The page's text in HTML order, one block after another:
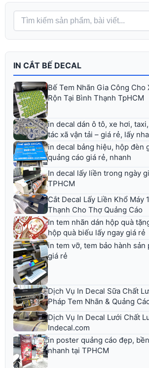
IN CẮT BẾ DECAL
Bế Tem Nhãn Gia Công Cho
Rộn Tại Bình Thạnh TpHCM
in decal dán ô tô, xe hơi,
tác xã vận tải – giá rẻ, lấy
in decal bảng hiệu, hộp đèn
quảng cáo giá rẻ, nhanh
In decal lấy liền trong ngày
TPHCM
Cắt Decal Lấy Liền Khổ Máy
Thạnh Cho Thợ Quảng Cáo
In tem nhãn dán hộp quà
hộp quà biếu lấy ngay giá rẻ
in tem vỡ, tem bảo hành sản
giá rẻ
Dịch Vụ In Decal Sữa Chất
Pháp Tem Nhãn & Quảng
Dịch Vụ In Decal Lưới Chất
Indecal.com
in poster quảng cáo đẹp,
nhanh tại TPHCM